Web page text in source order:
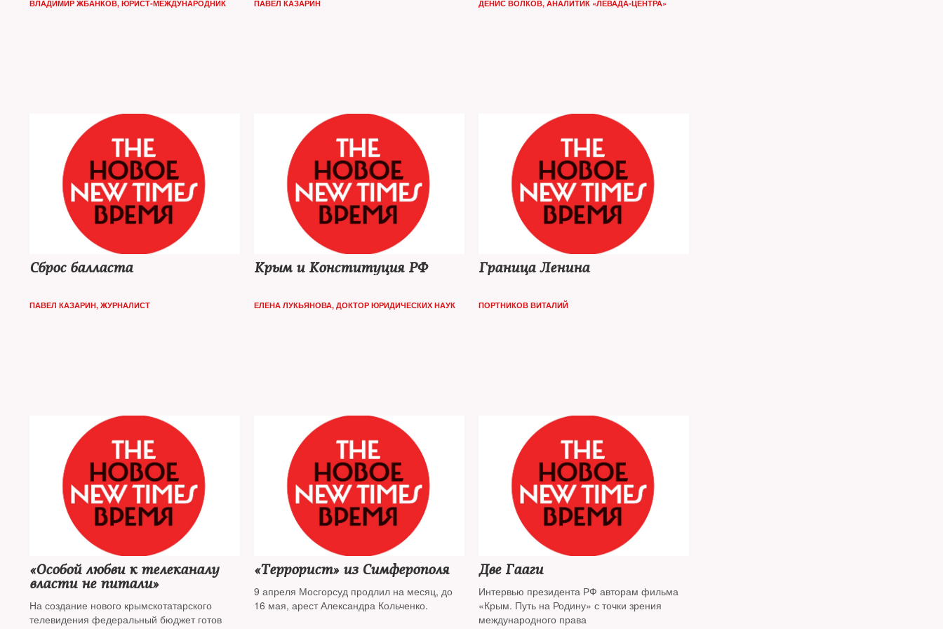
ВЛАДИМИР ЖБАНКОВ, ЮРИСТ-МЕЖДУНАРОДНИК ПАВЕЛ КАЗАРИН ДЕНИС ВОЛКОВ, АНАЛИТИК «ЛЕВАДА-ЦЕНТРА»
Сброс балласта
ПАВЕЛ КАЗАРИН, ЖУРНАЛИСТ
Крым и Конституция РФ
ЕЛЕНА ЛУКЬЯНОВА, ДОКТОР ЮРИДИЧЕСКИХ НАУК
Граница Ленина
ПОРТНИКОВ ВИТАЛИЙ
«Особой любви к телеканалу
власти не питали»
На создание нового крымскотатарского
телевидения федеральный бюджет готов
«Террорист» из Симферополя
9 апреля Мосгорсуд продлил на месяц, до
16 мая, арест Александра Кольченко.
Две Гааги
Интервью президента РФ авторам фильма
«Крым. Путь на Родину» с точки зрения
международного права